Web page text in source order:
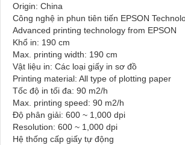
Origin: China
Công nghệ in phun tiên tiến EPSON
Advanced printing technology from EPSON
Khổ in: 190 cm
Max. printing width: 190 cm
Vật liệu in: Các loại giấy in sơ đồ
Printing material: All type of plotting paper
Tốc độ in tối đa: 90 m2/h
Max. printing speed: 90 m2/h
Độ phân giải: 600 ~ 1,000 dpi
Resolution: 600 ~ 1,000 dpi
Hệ thống cấp giấy tự động